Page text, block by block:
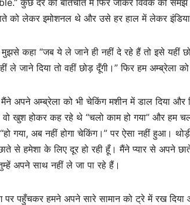
को लेकर इमोशनल थे और उसे हर हाल में लेकर
कहा “जब ये ले जाने ही नहीं दे रहे हैं तो इसे यहीं
ले जाने दिया तो वहीं छोड़ दूँगी।” फिर हम अम्ब्रेला
अपने अम्ब्रेला को भी चेकिंग मशीन में डाल दिया
वो खुश होकर कह रहे थे “चलो काम हो गया” और हम
गया, अब नहीं होगा चेकिंग।” पर ऐसा नहीं हुआ।
से हमेशा के लिए दूर हो रही हूँ। मैंने प्यार से अपने
अपने साथ नहीं ले जा पा रहे हैं।
पर पहुँचकर हमने अपने सारे सामान को ट्रे में रख